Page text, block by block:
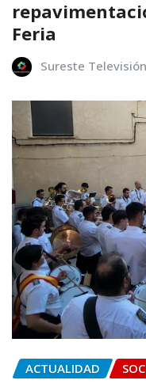
Feria
Sureste Televisión
ACTUALIDAD